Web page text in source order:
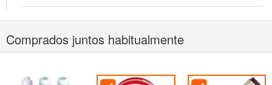
Comprados juntos habitualmente